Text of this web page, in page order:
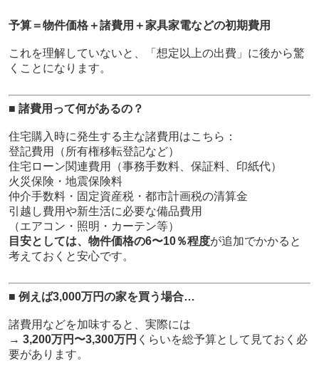
予算＝物件価格＋諸費用＋家具家電などの初期費用
これを理解していないと、「想定以上の出費」に後から驚
くことになります。
■ 諸費用って何があるの？
住宅購入時に発生する主な諸費用はこちら：
登記費用（所有権移転登記など）
住宅ローン関連費用（事務手数料、保証料、印紙代）
火災保険・地震保険料
仲介手数料・固定資産税・都市計画税の清算金
引越し費用や新生活に必要な備品費用
（エアコン・照明・カーテン等）
目安としては、物件価格の6〜10％程度が追加でかかると
考えておくと安心です。
■ 例えば3,000万円の家を買う場合…
諸費用などを加味すると、実際には
→ 3,200万円〜3,300万円 くらいを総予算として見ておく必
要があります。